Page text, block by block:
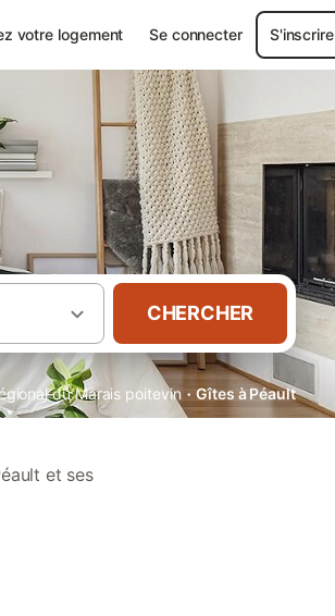
votre logement Se connecter S'inscrire
CHERCHER
du Marais poitevin · Gîtes à Péault
et ses